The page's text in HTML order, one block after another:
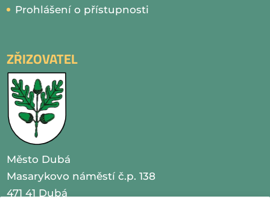
Prohlášení o přístupnosti
ZŘIZOVATEL
Město Dubá
Masarykovo náměstí č.p. 138
471 41 Dubá